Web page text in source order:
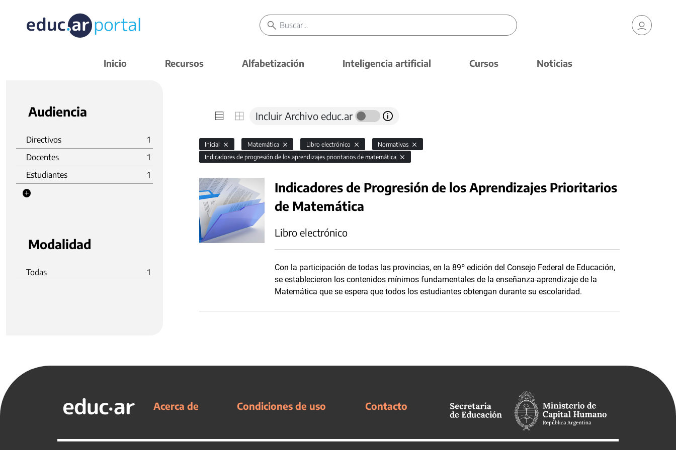
Inicio Recursos Alfabetización Inteligencia artificial Cursos Noticias
Audiencia
Directivos
1
Docentes
1
Estudiantes
1
Modalidad
Todas 1
Incluir Archivo educ.ar
Inicial Matemática Libro electrónico
Normativas
Indicadores de progresión de los aprendizajes prioritarios de matemática
Indicadores de Progresión de los Aprendizajes Prioritarios
de Matemática
Libro electrónico
Con la participación de todas las provincias, en la 89º edición del Consejo Federal de Educación,
se establecieron los contenidos mínimos fundamentales de la enseñanza-aprendizaje de la
Matemática que se espera que todos los estudiantes obtengan durante su escolaridad.
Acerca de Condiciones de uso Contacto